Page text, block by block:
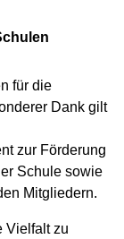
für die
Dank gilt
zur Förderung
Schule sowie
Mitgliedern.
Vielfalt zu